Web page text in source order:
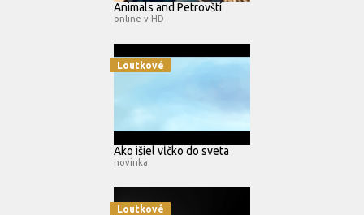
Animals and Petrovští
online v HD
Loutkové
Ako išiel vĺčko do sveta
novinka
Loutkové